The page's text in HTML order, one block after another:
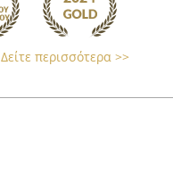
Δείτε περισσότερα >>